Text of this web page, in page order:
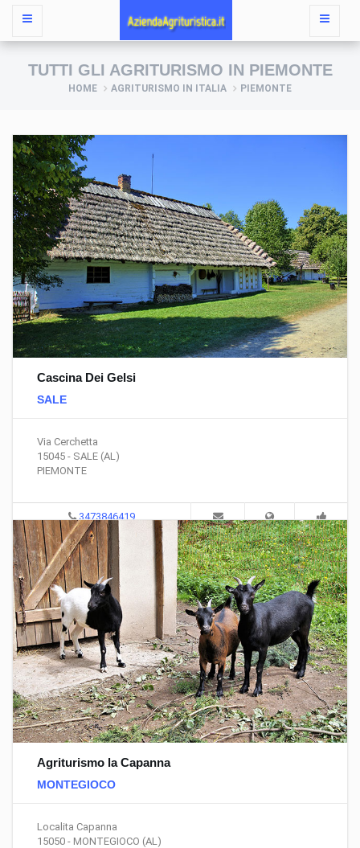
TUTTI GLI AGRITURISMO IN PIEMONTE
HOME AGRITURISMO IN ITALIA PIEMONTE
Cascina Dei Gelsi
SALE
Via Cerchetta
15045 - SALE (AL)
PIEMONTE
3473846419
Agriturismo la Capanna
MONTEGIOCO
Localita Capanna
15050 - MONTEGIOCO (AL)